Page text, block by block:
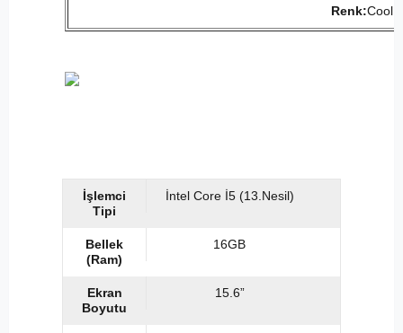
Renk:Cool
İşlemci
Tipi
İntel Core İ5 (13.Nesil)
Bellek
(Ram)
16GB
Ekran
Boyutu
15.6”